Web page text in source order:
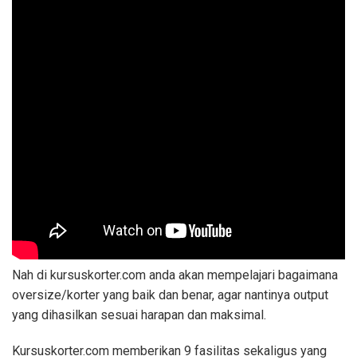
Nah di kursuskorter.com anda akan mempelajari bagaimana
oversize/korter yang baik dan benar, agar nantinya output
yang dihasilkan sesuai harapan dan maksimal.
Kursuskorter.com memberikan 9 fasilitas sekaligus yang